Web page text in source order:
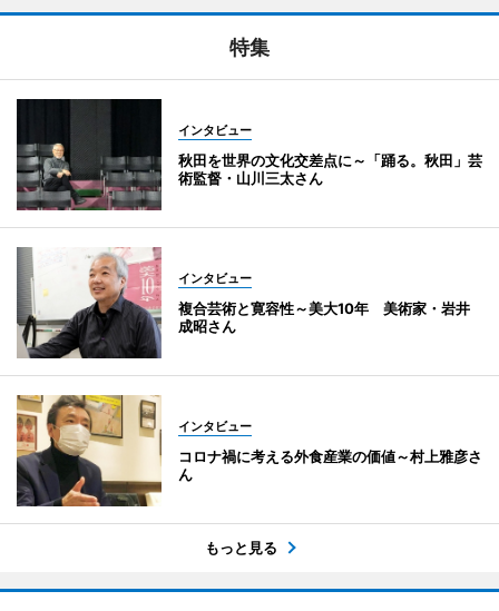
特集
インタビュー
秋田を世界の文化交差点に～「踊る。秋田」芸
術監督・山川三太さん
インタビュー
複合芸術と寛容性～美大10年 美術家・岩井
成昭さん
インタビュー
コロナ禍に考える外食産業の価値～村上雅彦さ
ん
もっと見る